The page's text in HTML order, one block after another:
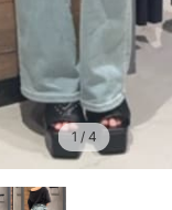
1 / 4